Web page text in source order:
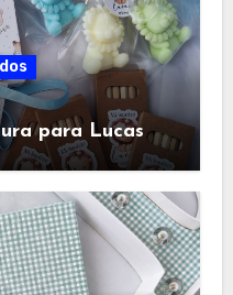
para Lucas